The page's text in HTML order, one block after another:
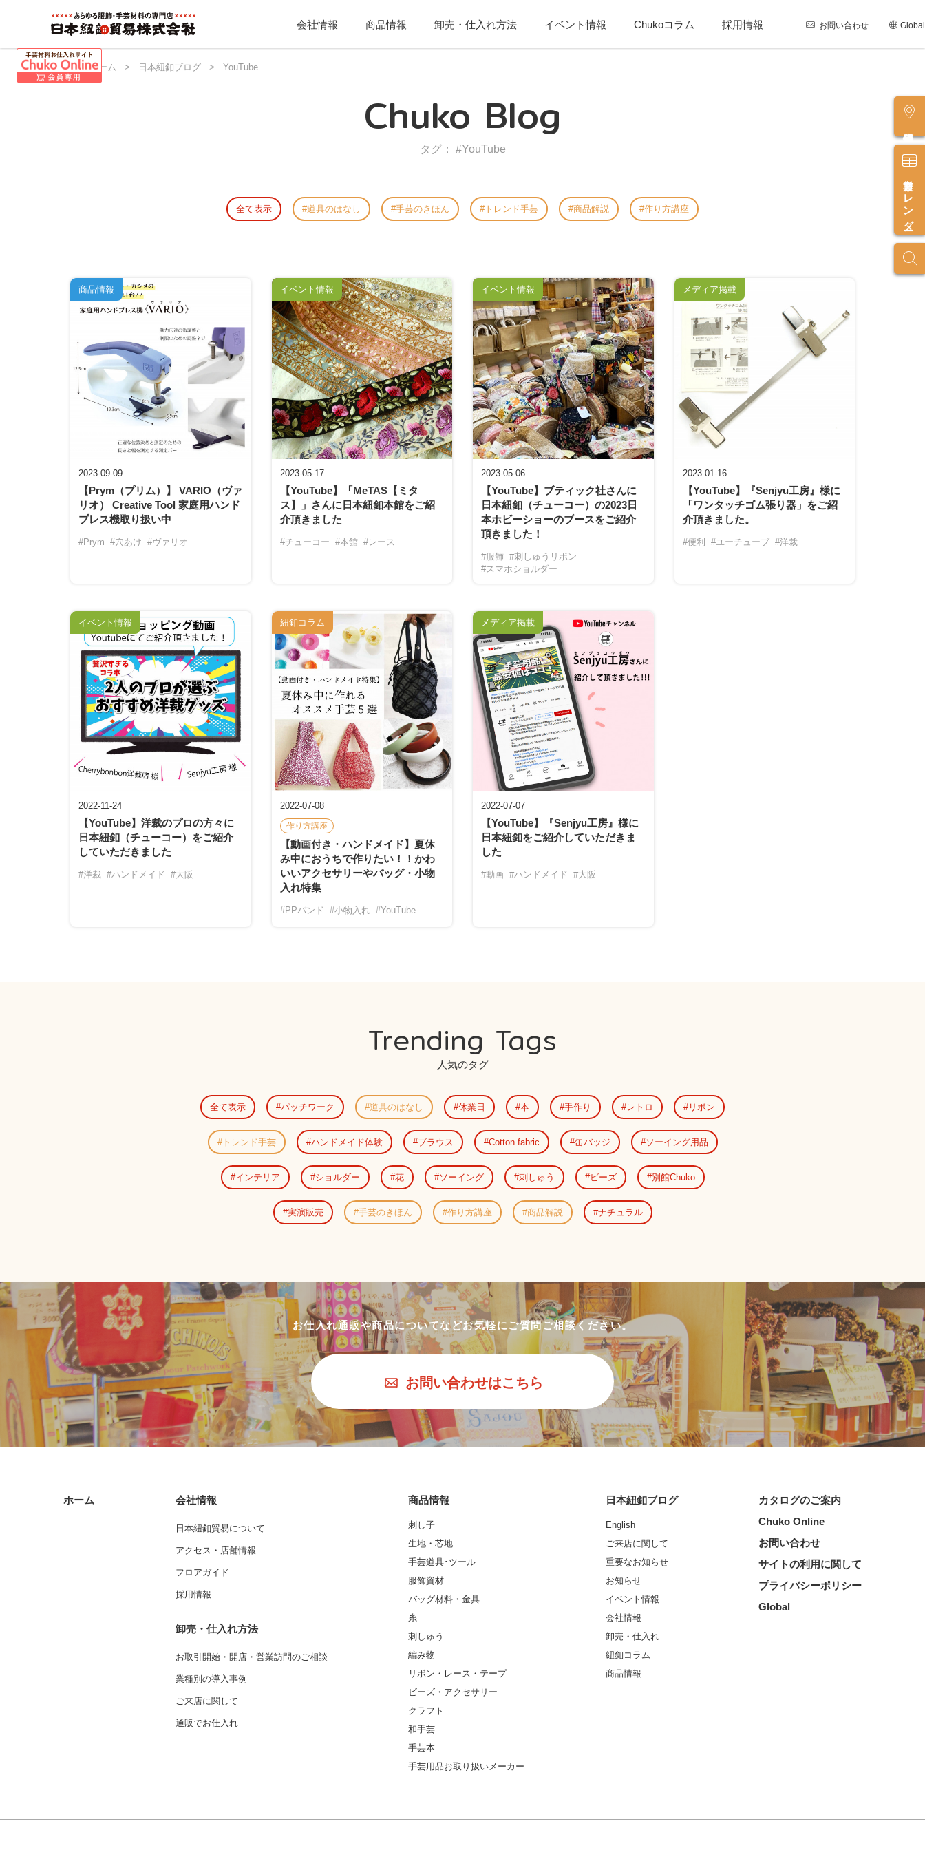
会社情報 商品情報 卸売・仕入れ方法 イベント情報 Chukoコラム 採用情報 お問い合わせ Global
営業カレンダー
日本紐釦 ホーム > 日本紐釦ブログ > YouTube
Chuko Blog
タグ： #YouTube
全て表示 道具のはなし 手芸のきほん トレンド手芸 商品解説 作り方講座
2023-09-09
【Prym（プリム）】 VARIO（ヴァ
リオ） Creative Tool 家庭用ハンド
プレス機取り扱い中
#Prym #穴あけ #ヴァリオ
商品情報
2023-05-17
【YouTube】「MeTAS【ミタ
ス】」さんに日本紐釦本館をご紹
介頂きました
#チューコー #本館 #レース
イベント情報
2023-05-06
【YouTube】ブティック社さんに
日本紐釦（チューコー）の2023日
本ホビーショーのブースをご紹介
頂きました！
#服飾 #刺しゅうリボン
#スマホショルダー
イベント情報
2023-01-16
【YouTube】『Senjyu工房』様に
「ワンタッチゴム張り器」をご紹
介頂きました。
#便利 #ユーチューブ #洋裁
メディア掲載
2022-11-24
【YouTube】洋裁のプロの方々に
日本紐釦（チューコー）をご紹介
していただきました
#洋裁 #ハンドメイド #大阪
イベント情報
2022-07-08
作り方講座
【動画付き・ハンドメイド】夏休
み中におうちで作りたい！！かわ
いいアクセサリーやバッグ・小物
入れ特集
#PPバンド #小物入れ #YouTube
紐釦コラム
2022-07-07
【YouTube】『Senjyu工房』様に
日本紐釦をご紹介していただきま
した
#動画 #ハンドメイド #大阪
メディア掲載
Trending Tags
人気のタグ
全て表示 パッチワーク 道具のはなし 休業日 本 手作り レトロ リボン
トレンド手芸 ハンドメイド体験 ブラウス Cotton fabric 缶バッジ ソーイング用品
インテリア ショルダー 花 ソーイング 刺しゅう ビーズ 別館Chuko
実演販売 手芸のきほん 作り方講座 商品解説 ナチュラル
お仕入れ通販や商品についてなどお気軽にご質問ご相談ください。
お問い合わせはこちら
ホーム 会社情報
日本紐釦貿易について
アクセス・店舗情報
フロアガイド
採用情報
卸売・仕入れ方法
お取引開始・開店・営業訪問のご相談
業種別の導入事例
ご来店に関して
通販でお仕入れ
商品情報
刺し子
生地・芯地
手芸道具･ツール
服飾資材
バッグ材料・金具
糸
刺しゅう
編み物
リボン・レース・テープ
ビーズ・アクセサリー
クラフト
和手芸
手芸本
手芸用品お取り扱いメーカー
日本紐釦ブログ
English
ご来店に関して
重要なお知らせ
お知らせ
イベント情報
会社情報
卸売・仕入れ
紐釦コラム
商品情報
カタログのご案内
Chuko Online
お問い合わせ
サイトの利用に関して
プライバシーポリシー
Global